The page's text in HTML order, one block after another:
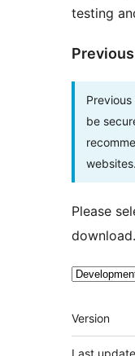
testing
be
websites.
Please
download.
Meta
Version
Last